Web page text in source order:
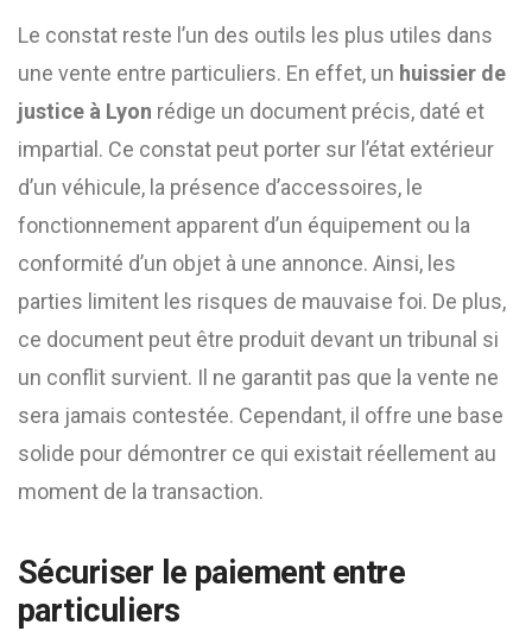
Le constat reste l’un des outils les plus utiles dans
une vente entre particuliers. En effet, un huissier de
justice à Lyon rédige un document précis, daté et
impartial. Ce constat peut porter sur l’état extérieur
d’un véhicule, la présence d’accessoires, le
fonctionnement apparent d’un équipement ou la
conformité d’un objet à une annonce. Ainsi, les
parties limitent les risques de mauvaise foi. De plus,
ce document peut être produit devant un tribunal si
un conflit survient. Il ne garantit pas que la vente ne
sera jamais contestée. Cependant, il offre une base
solide pour démontrer ce qui existait réellement au
moment de la transaction.
Sécuriser le paiement entre
particuliers